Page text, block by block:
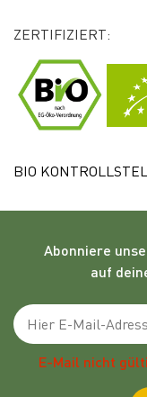
ZERTIFIZIERT:
BIO
Abonniere
auf
Emailadresse
E-Mail nicht